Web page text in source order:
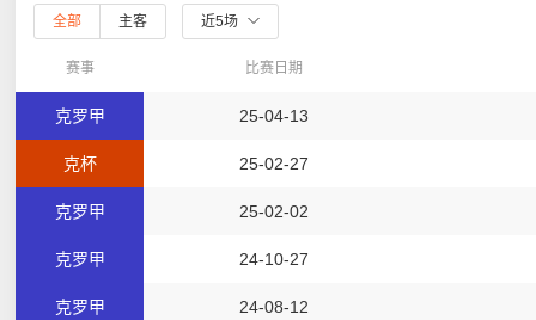
全部 主客 近5场
赛事 比赛日期
克罗甲 25-04-13
克杯 25-02-27
克罗甲 25-02-02
克罗甲 24-10-27
克罗甲 24-08-12